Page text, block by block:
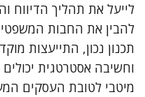
לייעל את תהליך הדיווח
להבין את החבות
תכנון נכון, התייעצות
וחשיבה אסטרטגית
מיטבי לטובת העסקים